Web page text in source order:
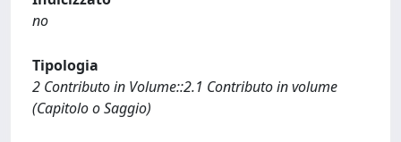
no
Tipologia
2 Contributo in Volume::2.1 Contributo in volume
(Capitolo o Saggio)